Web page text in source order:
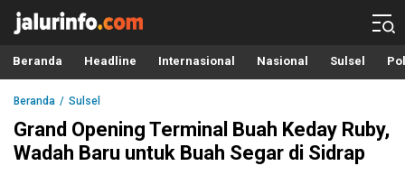
Info Terbaru, Berita Terkini Hari Ini, Jalurinfo.com
Terkini, Akurat dan Terpercaya
Beranda Headline Internasional Nasional Sulsel
Beranda Sulsel
Grand Opening Terminal Buah Keday Ruby,
Wadah Baru untuk Buah Segar di Sidrap